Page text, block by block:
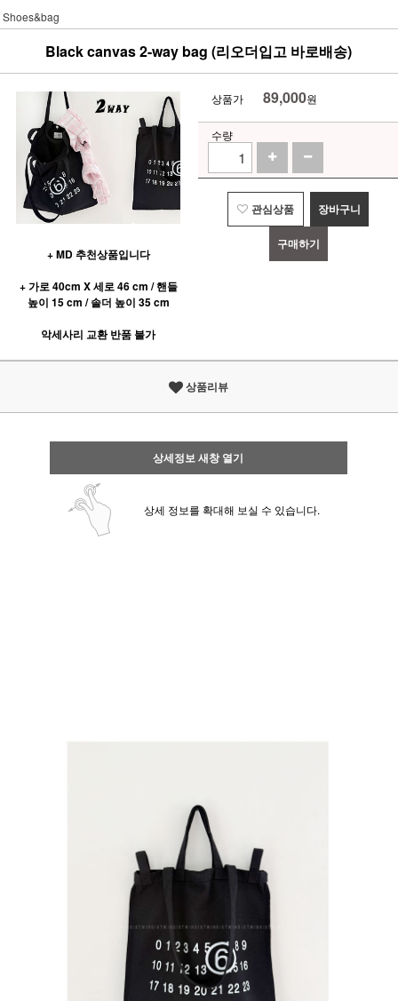
Shoes&bag
Black canvas 2-way bag (리오더입고 바로배송)
+ MD 추천상품입니다
+ 가로 40cm X 세로 46 cm / 핸들
높이 15 cm / 솔더 높이 35 cm
악세사리 교환 반품 불가
상품가 89,000원
수량
관심상품 장바구니
구매하기
상품리뷰
상세정보 새창 열기
상세 정보를 확대해 보실 수 있습니다.